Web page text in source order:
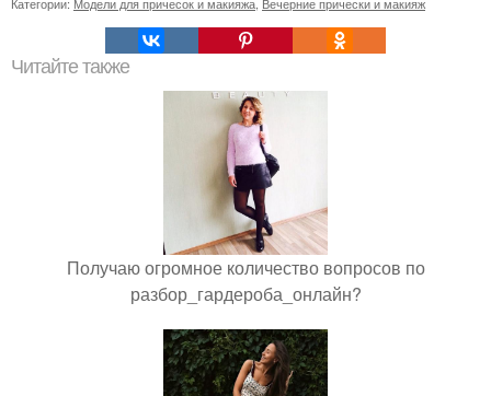
Читайте также
Получаю огромное количество вопросов по
разбор_гардероба_онлайн?